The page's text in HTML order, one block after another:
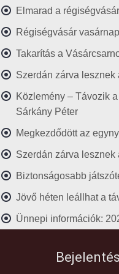
Elmarad a régiségvásár
Régiségvásár vasárnap
Takarítás a
Szerdán zárva
Közlemény – Távozik
Sárkány Péter
Megkezdődött az
Szerdán zárva
Biztonságosabb
Jövő héten leállhat a
Ünnepi információk: